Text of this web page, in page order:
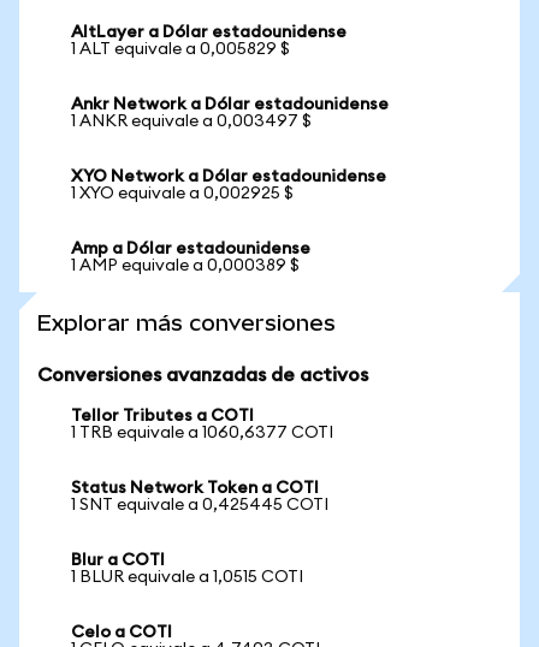
AltLayer a Dólar estadounidense
1 ALT equivale a 0,005829 $
Ankr Network a Dólar estadounidense
1 ANKR equivale a 0,003497 $
XYO Network a Dólar estadounidense
1 XYO equivale a 0,002925 $
Amp a Dólar estadounidense
1 AMP equivale a 0,000389 $
Explorar más conversiones
Conversiones avanzadas de activos
Tellor Tributes a COTI
1 TRB equivale a 1060,6377 COTI
Status Network Token a COTI
1 SNT equivale a 0,425445 COTI
Blur a COTI
1 BLUR equivale a 1,0515 COTI
Celo a COTI